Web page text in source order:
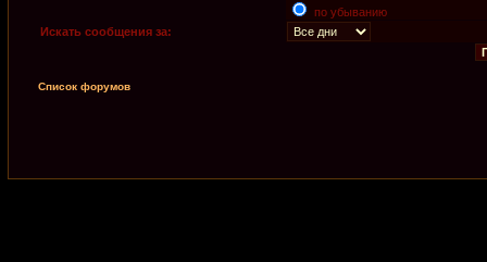
по убыванию
Искать сообщения за:
Список форумов